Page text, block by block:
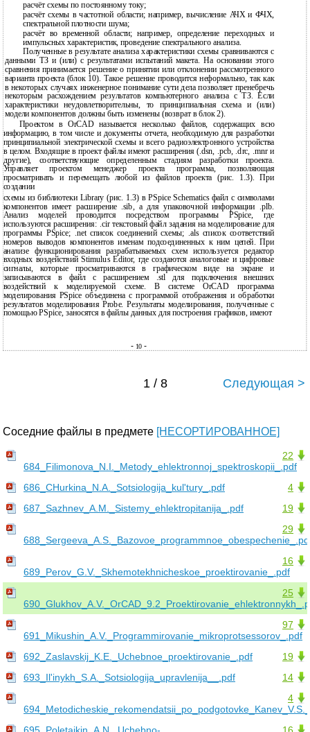
расчёт схемы по постоянному току;
расчёт схемы в частотной области; например, вычисление АЧХ и ФЧХ,
спектральной плотности шума;
расчёт во временной области; например, определение переходных и
импульсных характеристик, проведение спектрального анализа.
Полученные в результате анализа характеристики схемы сравниваются с
данными ТЗ и (или) с результатами испытаний макета. На основании этого
сравнения принимается решение о принятии или отклонении рассмотренного
варианта проекта (блок 10). Такое решение проводится неформально, так как
в некоторых случаях инженерное понимание сути дела позволяет пренебречь
некоторым расхождением результатов компьютерного анализа с ТЗ. Если
характеристики неудовлетворительны, то принципиальная схема и (или)
модели компонентов должны быть изменены (возврат в блок 2).
Проектом в OrCAD называется несколько файлов, содержащих всю
информацию, в том числе и документы отчета, необходимую для разработки
принципиальной электрической схемы и всего радиоэлектронного устройства
в целом. Входящие в проект файлы имеют расширения (.dsn, .pcb, .drc, .mnr и
другие), соответствующие определенным стадиям разработки проекта.
Управляет проектом менеджер проекта программа, позволяющая
просматривать и перемещать любой из файлов проекта (рис. 1.3). При
создании
схемы из библиотеки Library (рис. 1.3) в PSpice Schematics файл с символами
компонентов имеет расширение .sib, а для упаковочной информации .plb.
Анализ моделей проводится посредством программы PSpice, где
используются расширения: .cir текстовый файл задания на моделирование для
программы PSpice; .net список соединений схемы; .als cписок соответствий
номеров выводов компонентов именам подсоединенных к ним цепей. При
анализе функционирования разрабатываемых схем используется редактор
входных воздействий Stimulus Editor, где создаются аналоговые и цифровые
сигналы, которые просматриваются в графическом виде на экране и
записываются в файл с расширением .stl для подключения внешних
воздействий к моделируемой схеме. В системе OrCAD программа
моделирования PSpice объединена с программой отображения и обработки
результатов моделирования Probe. Результаты моделирования, полученные с
помощью PSpice, заносятся в файлы данных для построения графиков, имеют
- 10 -
1 / 8 Следующая >
Соседние файлы в предмете [НЕСОРТИРОВАННОЕ]
22
684_Filimonova_N.I._Metody_ehlektronnoj_spektroskopii_.pdf
4
686_CHurkina_N.A._Sotsiologija_kul'tury_.pdf
19
687_Sazhnev_A.M._Sistemy_ehlektropitanija_.pdf
29
16
689_Perov_G.V._Skhemotekhnicheskoe_proektirovanie_.pdf
25
97
691_Mikushin_A.V._Programmirovanie_mikroprotsessorov_.pdf
19
692_Zaslavskij_K.E._Uchebnoe_proektirovanie_.pdf
14
693_Il'inykh_S.A._Sotsiologija_upravlenija__.pdf
4